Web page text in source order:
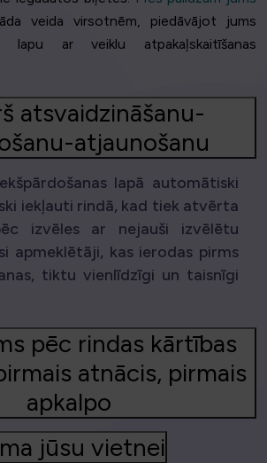
veida virsotnēm, piedāvājot jums
lapu ar veiklu atpakaļskaitīšanas
atsvaidzināšanu-
atjaunošanu
lapā automātiski
iekļauti rindā, kad tiek atvērta
izvēles ar nejauši izvēlētu
apmeklētāji, kas ierodas pirms
tiktu vienlīdzīgi un taisnīgi
pēc rindas kārtības
atnācis, pirmais
apkalpo
jūsu vietnei